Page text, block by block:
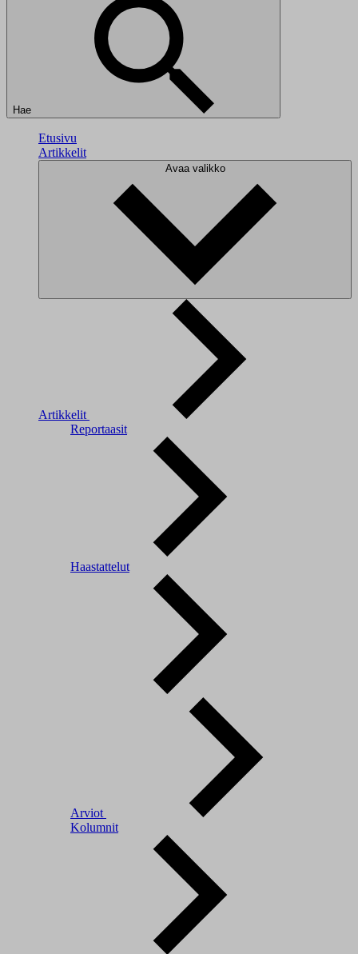
Hae
Etusivu
Artikkelit
Avaa valikko
Artikkelit
Reportaasit
Haastattelut
Arviot
Kolumnit